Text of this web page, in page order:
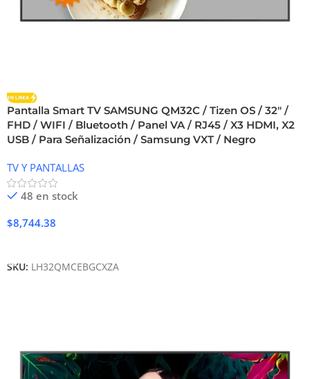
Pantalla Smart TV SAMSUNG QM32C / Tizen OS / 32″ /
FHD / WIFI / Bluetooth / Panel VA / RJ45 / X3 HDMI, X2
USB / Para Señalización / Samsung VXT / Negro
TV Y PANTALLAS
48 en stock
$8,744.38
SKU: LH32QMCEBGCXZA